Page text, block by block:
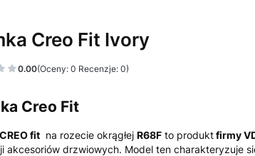
Creo Fit Ivory
0.00(Oceny: 0 Recenzje: 0)
Creo Fit
fit na rozecie okrągłej R68F to produktfirmy
akcesoriów drzwiowych. Model ten charakteryzuje